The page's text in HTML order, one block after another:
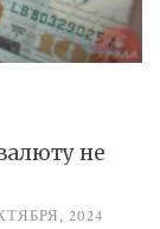
не
2024